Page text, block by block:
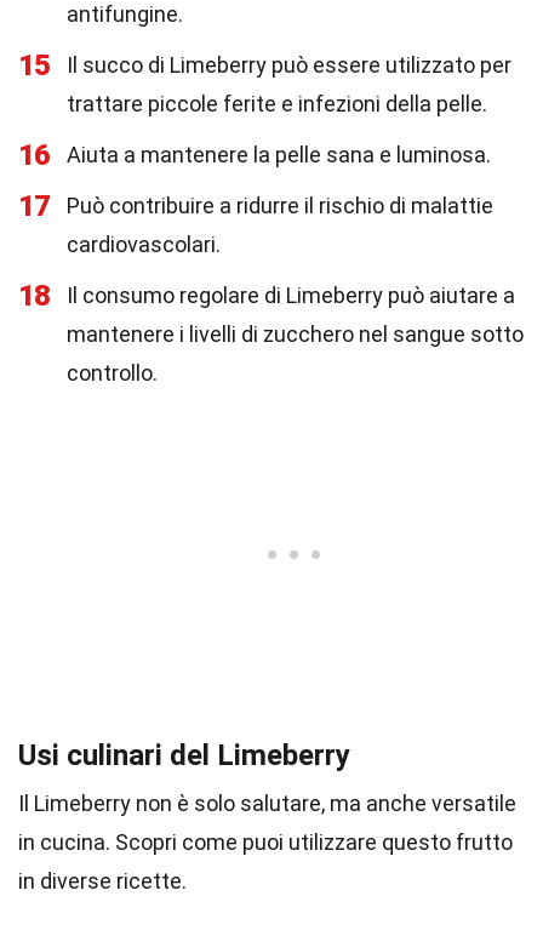
antifungine.
15
Il succo di Limeberry può essere utilizzato per
trattare piccole ferite e infezioni della pelle.
16 Aiuta a mantenere la pelle sana e luminosa.
17
Può contribuire a ridurre il rischio di malattie
cardiovascolari.
18
Il consumo regolare di Limeberry può aiutare a
mantenere i livelli di zucchero nel sangue sotto
controllo.
Usi culinari del Limeberry
Il Limeberry non è solo salutare, ma anche versatile
in cucina. Scopri come puoi utilizzare questo frutto
in diverse ricette.